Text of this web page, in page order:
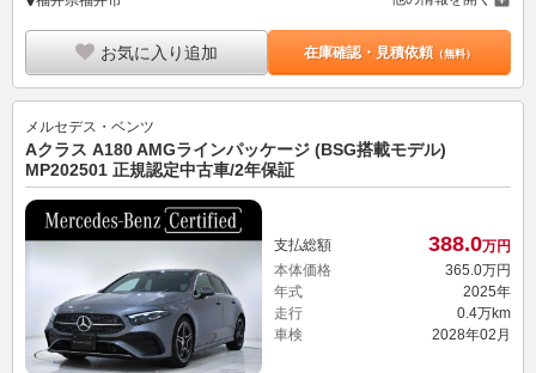
お気に入り追加 在庫確認・見積依頼（無料）
メルセデス・ベンツ
Aクラス A180 AMGラインパッケージ (BSG搭載モデル)
MP202501 正規認定中古車/2年保証
支払総額 388.0万円
本体価格
365. 0万円
年式
2025年
走行
0.4万km
車検
2028年02月